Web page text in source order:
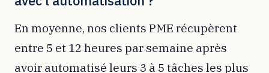
En moyenne, nos clients PME récupèrent
entre 5 et 12 heures par semaine après
avoir automatisé leurs 3 à 5 tâches les plus